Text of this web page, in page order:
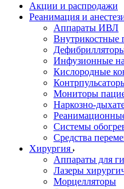
Акции и распродажи
Реанимация и
Аппараты ИВЛ
Внутрикостные
Инфузионные
Кислородные
Мониторы
Наркозно-
Системы
Средства
Хирургия
Аппараты для
Лазеры
Морцелляторы